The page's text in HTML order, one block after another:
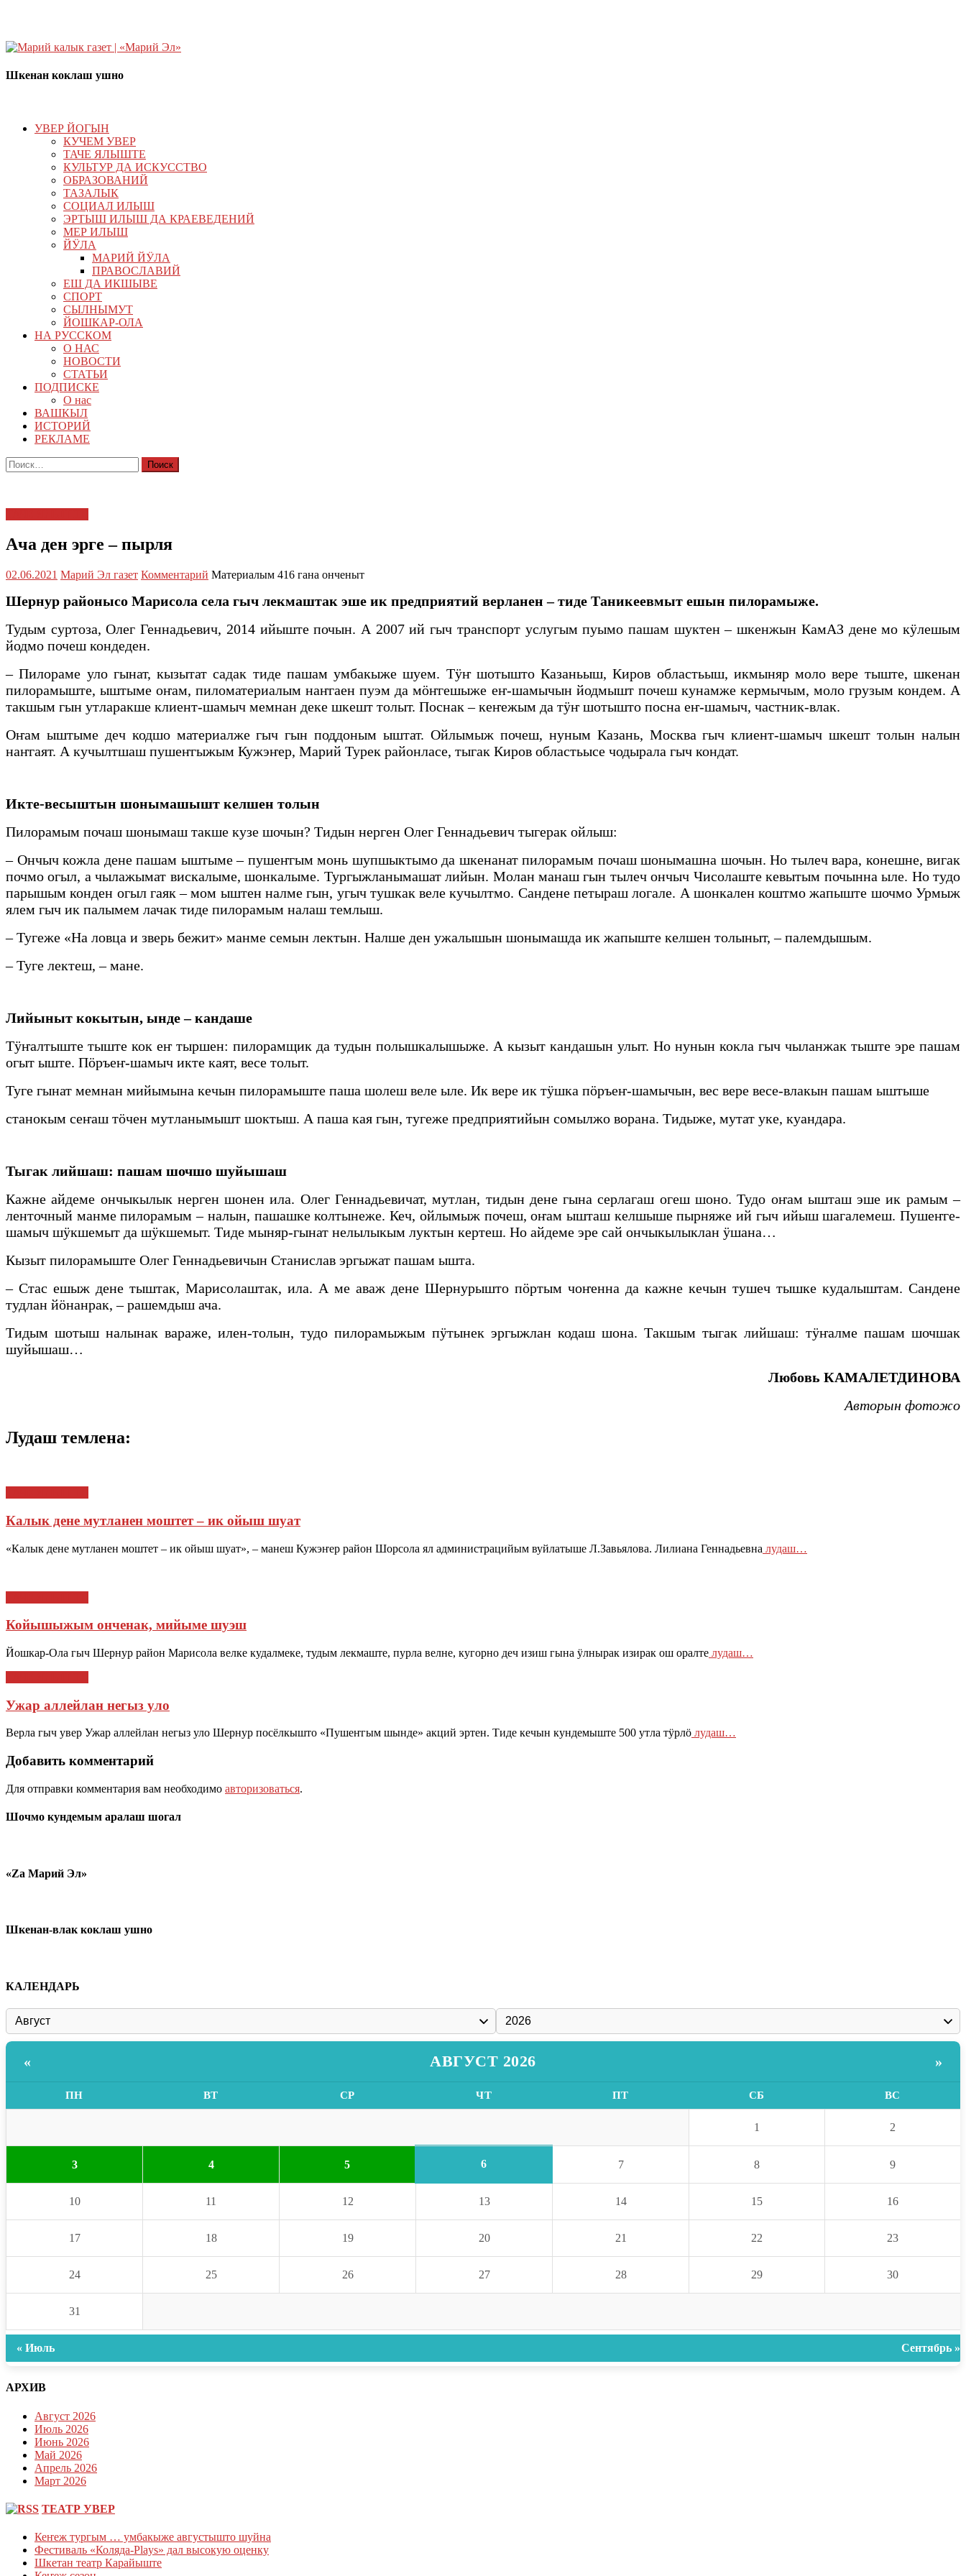
Шкенан коклаш ушно
УВЕР ЙОГЫН
КУЧЕМ УВЕР
ТАЧЕ ЯЛЫШТЕ
КУЛЬТУР ДА ИСКУССТВО
ОБРАЗОВАНИЙ
ТАЗАЛЫК
СОЦИАЛ ИЛЫШ
ЭРТЫШ ИЛЫШ ДА КРАЕВЕДЕНИЙ
МЕР ИЛЫШ
ЙӰЛА
МАРИЙ ЙӰЛА
ПРАВОСЛАВИЙ
ЕШ ДА ИКШЫВЕ
СПОРТ
СЫЛНЫМУТ
ЙОШКАР-ОЛА
НА РУССКОМ
О НАС
НОВОСТИ
СТАТЬИ
ПОДПИСКЕ
О нас
ВАШКЫЛ
ИСТОРИЙ
РЕКЛАМЕ
Найти:
Ача ден эрге – пырля
02.06.2021 Марий Эл газет Комментарий Материалым 416 гана онченыт
Шернур районысо Марисола села гыч лекмаштак эше ик предприятий верланен – тиде Таникеевмыт ешын пилорамыже.
Тудым суртоза, Олег Геннадьевич, 2014 ийыште почын. А 2007 ий гыч транспорт услугым пуымо пашам шуктен – шкенжын КамАЗ дене мо кӱлешым
йодмо почеш кондеден.
– Пилораме уло гынат, кызытат садак тиде пашам умбакыже шуем. Тӱҥ шотышто Казаньыш, Киров областьыш, икмыняр моло вере тыште, шкенан
пилорамыште, ыштыме оҥам, пиломатериалым наҥгаен пуэм да мӧҥгешыже еҥ-шамычын йодмышт почеш кунамже кермычым, моло грузым кондем. А
такшым гын утларакше клиент-шамыч мемнан деке шкешт толыт. Поснак – кеҥежым да тӱҥ шотышто посна еҥ-шамыч, частник-влак.
Оҥам ыштыме деч кодшо материалже гыч гын поддоным ыштат. Ойлымыж почеш, нуным Казань, Москва гыч клиент-шамыч шкешт толын налын
наҥгаят. А кучылтшаш пушеҥгыжым Кужэҥер, Марий Турек районласе, тыгак Киров областьысе чодырала гыч кондат.
Икте-весыштын шонымашышт келшен толын
Пилорамым почаш шонымаш такше кузе шочын? Тидын нерген Олег Геннадьевич тыгерак ойлыш:
– Ончыч кожла дене пашам ыштыме – пушеҥгым монь шупшыктымо да шкенанат пилорамым почаш шонымашна шочын. Но тылеч вара, конешне, вигак
почмо огыл, а чылажымат вискалыме, шонкалыме. Тургыжланымашат лийын. Молан манаш гын тылеч ончыч Чисолаште кевытым почынна ыле. Но тудо
парышым конден огыл гаяк – мом ыштен налме гын, угыч тушкак веле кучылтмо. Сандене петыраш логале. А шонкален коштмо жапыште шочмо Урмыж
ялем гыч ик палымем лачак тиде пилорамым налаш темлыш.
– Тугеже «На ловца и зверь бежит» манме семын лектын. Налше ден ужалышын шонымашда ик жапыште келшен толыныт, – палемдышым.
– Туге лектеш, – мане.
Лийыныт кокытын, ынде – кандаше
Тӱҥалтыште тыште кок еҥ тыршен: пилорамщик да тудын полышкалышыже. А кызыт кандашын улыт. Но нунын кокла гыч чыланжак тыште эре пашам
огыт ыште. Пӧръеҥ-шамыч икте каят, весе толыт.
Туге гынат мемнан мийымына кечын пилорамыште паша шолеш веле ыле. Ик вере ик тӱшка пӧръеҥ-шамычын, вес вере весе-влакын пашам ыштыше
станокым сеҥаш тӧчен мутланымышт шоктыш. А паша кая гын, тугеже предприятийын сомылжо ворана. Тидыже, мутат уке, куандара.
Тыгак лийшаш: пашам шочшо шуйышаш
Кажне айдеме ончыкылык нерген шонен ила. Олег Геннадьевичат, мутлан, тидын дене гына серлагаш огеш шоно. Тудо оҥам ышташ эше ик рамым –
ленточный манме пилорамым – налын, пашашке колтынеже. Кеч, ойлымыж почеш, оҥам ышташ келшыше пырняже ий гыч ийыш шагалемеш. Пушеҥге-
шамыч шӱкшемыт да шӱкшемыт. Тиде мыняр-гынат нелылыкым луктын кертеш. Но айдеме эре сай ончыкылыклан ӱшана…
Кызыт пилорамыште Олег Геннадьевичын Станислав эргыжат пашам ышта.
– Стас ешыж дене тыштак, Марисолаштак, ила. А ме аваж дене Шернурышто пӧртым чоҥенна да кажне кечын тушеч тышке кудалыштам. Сандене
тудлан йӧнанрак, – рашемдыш ача.
Тидым шотыш налынак вараже, илен-толын, тудо пилорамыжым пӱтынек эргыжлан кодаш шона. Такшым тыгак лийшаш: тӱҥалме пашам шочшак
шуйышаш…
Любовь КАМАЛЕТДИНОВА
Авторын фотожо
Лудаш темлена:
Калык дене мутланен моштет – ик ойыш шуат
«Калык дене мутланен моштет – ик ойыш шуат», – манеш Кужэҥер район Шорсола ял администрацийым вуйлатыше Л.Завьялова. Лилиана Геннадьевна лудаш…
Койышыжым онченак, мийыме шуэш
Йошкар-Ола гыч Шернур район Марисола велке кудалмеке, тудым лекмаште, пурла велне, кугорно деч изиш гына ӱлнырак изирак ош оралте лудаш…
Ужар аллейлан негыз уло
Верла гыч увер Ужар аллейлан негыз уло Шернур посёлкышто «Пушеҥгым шынде» акций эртен. Тиде кечын кундемыште 500 утла тӱрлӧ лудаш…
Добавить комментарий
Для отправки комментария вам необходимо авторизоваться.
Шочмо кундемым аралаш шогал
«Zа Марий Эл»
Шкенан-влак коклаш ушно
КАЛЕНДАРЬ
« АВГУСТ 2026 »
ПН ВТ СР ЧТ ПТ СБ ВС
1 2
3 4 5 6 7 8 9
10 11 12 13 14 15 16
17 18 19 20 21 22 23
24 25 26 27 28 29 30
31
« Июль Сентябрь »
АРХИВ
Август 2026
Июль 2026
Июнь 2026
Май 2026
Апрель 2026
Март 2026
ТЕАТР УВЕР
Кеҥеж тургым … умбакыже августышто шуйна
Фестиваль «Коляда-Plays» дал высокую оценку
Шкетан театр Карайыште